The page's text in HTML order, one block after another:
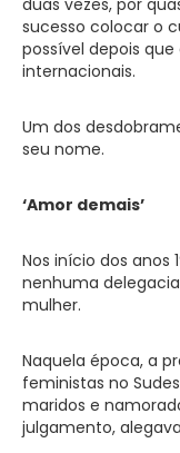
sucesso colocar o
possível depois
internacionais.
Um dos
seu nome.
‘Amor demais’
Nos início dos anos
nenhuma
mulher.
Naquela época, a
feministas no
maridos e
julgamento,